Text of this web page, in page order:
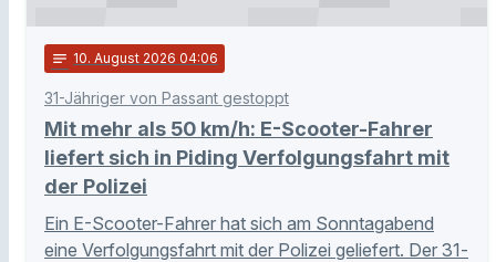
notes 10. August 2026 04:06
31-Jähriger von Passant gestoppt
Mit mehr als 50 km/h: E-Scooter-Fahrer
liefert sich in Piding Verfolgungsfahrt mit
der Polizei
Ein E-Scooter-Fahrer hat sich am Sonntagabend
eine Verfolgungsfahrt mit der Polizei geliefert. Der 31-